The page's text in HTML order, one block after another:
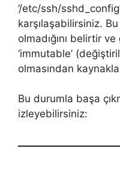
‘/etc/ssh/
karşılaşabilirsiniz.
olmadığını belirtir
‘immutable’
olmasından
Bu durumla başa
izleyebilirsiniz: